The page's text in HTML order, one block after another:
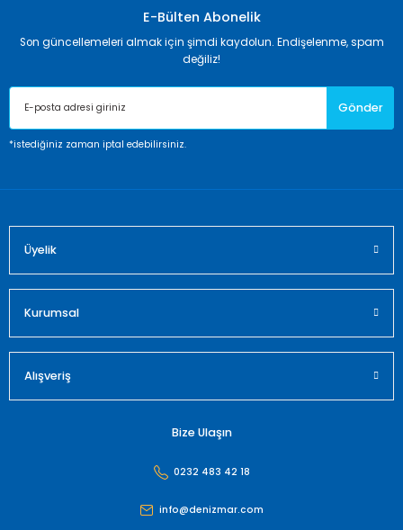
E-Bülten Abonelik
Son güncellemeleri almak için şimdi kaydolun. Endişelenme, spam
değiliz!
Gönder
*istediğiniz zaman iptal edebilirsiniz.
Üyelik
Kurumsal
Alışveriş
Bize Ulaşın
0232 483 42 18
info@denizmar.com